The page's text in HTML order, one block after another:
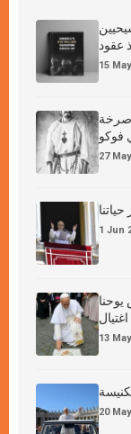
عقود
15
وصرخة
فوكو
27
1 Jun
يوحنا
13
20